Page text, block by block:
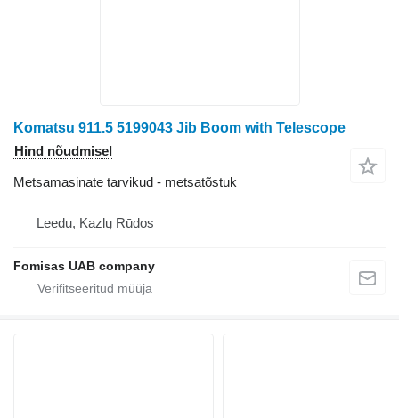
Komatsu 911.5 5199043 Jib Boom with Telescope
Hind nõudmisel
Metsamasinate tarvikud - metsatõstuk
Leedu, Kazlų Rūdos
Fomisas UAB company